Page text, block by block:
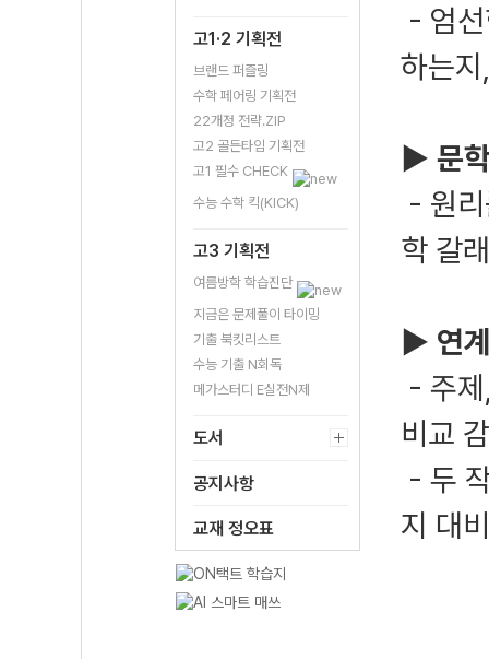
고1·2 기획전
브랜드 퍼즐링
수학 페어링 기획전
22개정 전략.ZIP
고2 골든타임 기획전
고1 필수 CHECK
수능 수학 킥(KICK)
고3 기획전
여름방학 학습진단
지금은 문제풀이 타이밍
기출 북킷리스트
수능 기출 N회독
메가스터디 E실전N제
도서
공지사항
교재 정오표
- 엄
하는
▶ 문
- 원
학 갈
▶ 연
- 주
비교
- 두
지 대